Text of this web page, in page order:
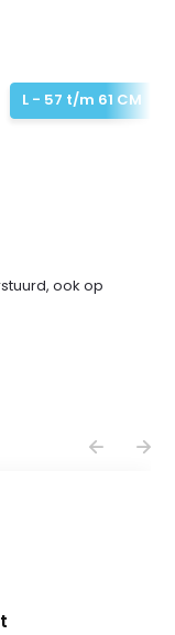
L - 57 t/m 61 CM
ook op